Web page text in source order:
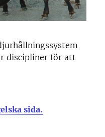
discipliner för att
sida.